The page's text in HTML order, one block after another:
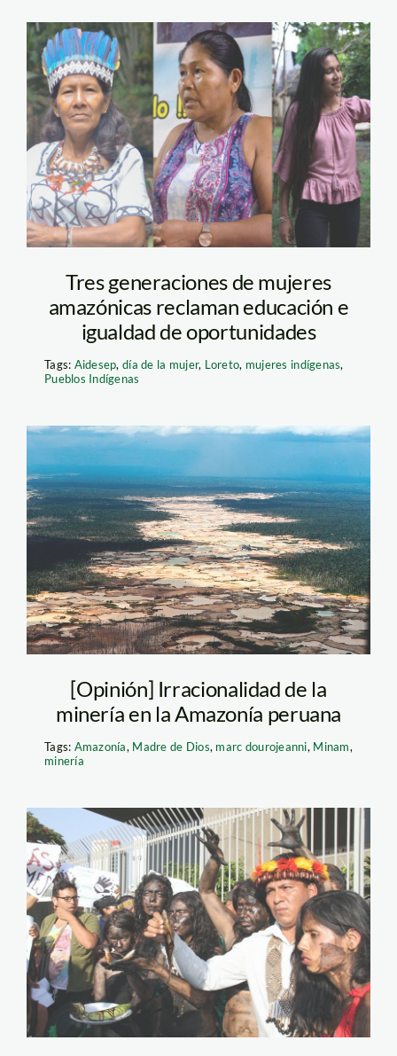
Mujeres-indígenas
Tres generaciones de mujeres
amazónicas reclaman educación e
igualdad de oportunidades
Tags: Aidesep,día de la mujer, Loreto, mujeres indígenas,
Pueblos Indígenas
mineria-ilegal—
madre-de-dios—
andina
[Opinión] Irracionalidad de la
minería en la Amazonía peruana
Tags: Amazonía, Madre de Dios, marc dourojeanni, Minam,
minería
4 plantón derrame